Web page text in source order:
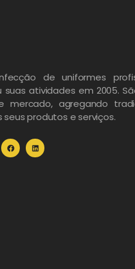
de uniformes
suas atividades em 2005.
mercado, agregando
produtos e serviços.